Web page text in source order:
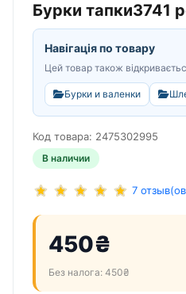
Бурки тапки3741
Навігація по товару
Цей товар також
Бурки и валенки
Код товара: 2475302995
В наличии
7
450₴
Без налога: 450₴